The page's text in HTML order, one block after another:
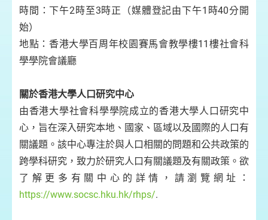
時間：下午2時至3時正（媒體登記由下午1時40分開
始）
地點：香港大學百周年校園賽馬會教學樓11樓社會科
學學院會議廳
關於香港大學人口研究中心
由香港大學社會科學學院成立的香港大學人口研究中
心，旨在深入研究本地、國家、區域以及國際的人口有
關議題。該中心專注於與人口相關的問題和公共政策的
跨學科研究，致力於研究人口有關議題及有關政策。欲
了解更多有關中心的詳情，請瀏覽網址：
https://www.socsc.hku.hk/rhps/.